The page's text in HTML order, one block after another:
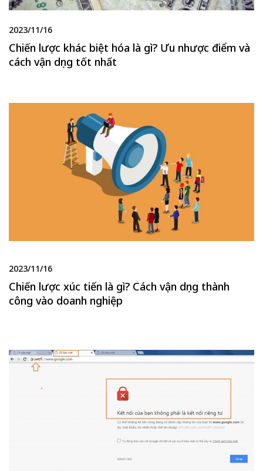
2023/11/16
Chiến lược khác biệt hóa là gì? Ưu nhược điểm và
cách vận dụng tốt nhất
2023/11/16
Chiến lược xúc tiến là gì? Cách vận dụng thành
công vào doanh nghiệp